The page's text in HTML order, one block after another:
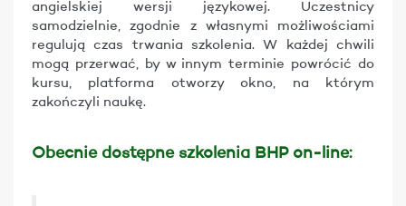
angielskiej wersji językowej. Uczestnicy
samodzielnie, zgodnie z własnymi możliwościami
regulują czas trwania szkolenia. W każdej chwili
mogą przerwać, by w innym terminie powrócić do
kursu, platforma otworzy okno, na którym
zakończyli naukę.
Obecnie dostępne szkolenia BHP on-line: